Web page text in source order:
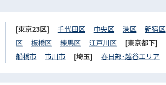
[東京23区] 千代田区 中央区 港区 新宿区
区
板橋区 練馬区 江戸川区 [東京都下]
船橋市
市川市 [埼玉] 春日部･越谷エリア